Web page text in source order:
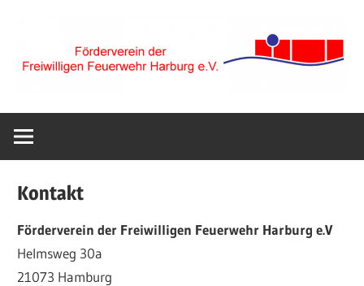
springen
Förderverein
der
Freiwilligen
Kontakt
Förderverein der Freiwilligen Feuerwehr Harburg e.V
Helmsweg 30a
21073 Hamburg